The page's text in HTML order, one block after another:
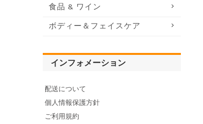
食品 & ワイン
ボディー＆フェイスケア
インフォメーション
配送について
個人情報保護方針
ご利用規約